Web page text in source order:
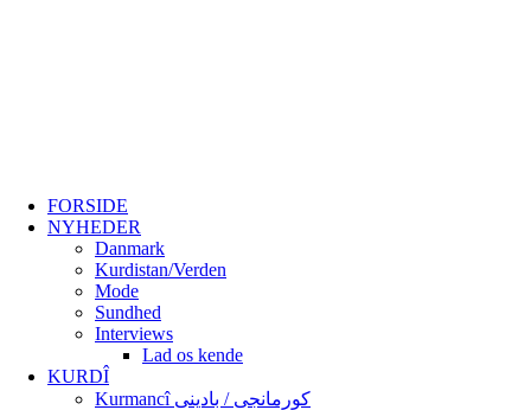
FORSIDE
NYHEDER
Danmark
Kurdistan/Verden
Mode
Sundhed
Interviews
Lad os kende
KURDÎ
Kurmancî کورمانجی / بادینی